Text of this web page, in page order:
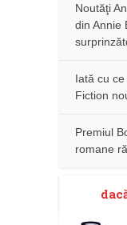
Noutăţi
din Annie
Iată cu
Fiction
Premiul
romane